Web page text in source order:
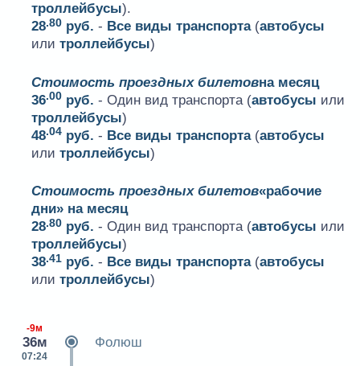
троллейбусы).
28.80 руб. - Все виды транспорта(автобусы
илитроллейбусы)
Стоимость проездных билетовна месяц
36.00 руб. - Один вид транспорта (автобусы или
троллейбусы)
48.04 руб. - Все виды транспорта(автобусы
илитроллейбусы)
Стоимость проездных билетов«рабочие
дни» на месяц
28.80 руб. - Один вид транспорта (автобусы или
троллейбусы)
38.41 руб. - Все виды транспорта(автобусы
илитроллейбусы)
-9м
36м
07:24
Фолюш